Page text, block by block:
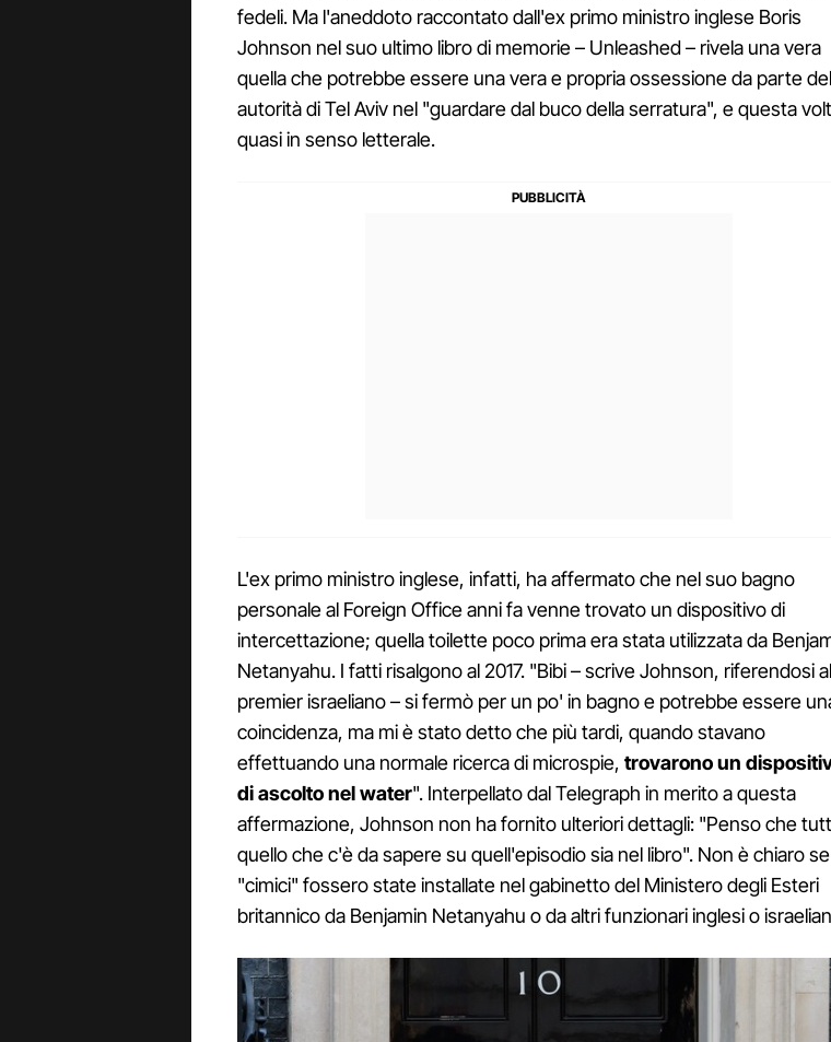
fedeli. Ma l'aneddoto raccontato dall'ex primo ministro inglese Boris
Johnson nel suo ultimo libro di memorie – Unleashed – rivela una vera
quella che potrebbe essere una vera e propria ossessione da parte
autorità di Tel Aviv nel "guardare dal buco della serratura", e questa
quasi in senso letterale.
L'ex primo ministro inglese, infatti, ha affermato che nel suo bagno
personale al Foreign Office anni fa venne trovato un dispositivo di
intercettazione; quella toilette poco prima era stata utilizzata da
Netanyahu. I fatti risalgono al 2017. "Bibi – scrive Johnson, riferendosi al
premier israeliano – si fermò per un po' in bagno e potrebbe essere
coincidenza, ma mi è stato detto che più tardi, quando stavano
effettuando una normale ricerca di microspie, trovarono un
di ascolto nel water". Interpellato dal Telegraph in merito a questa
affermazione, Johnson non ha fornito ulteriori dettagli: "Penso che
quello che c'è da sapere su quell'episodio sia nel libro". Non è chiaro
"cimici" fossero state installate nel gabinetto del Ministero degli Esteri
britannico da Benjamin Netanyahu o da altri funzionari inglesi o